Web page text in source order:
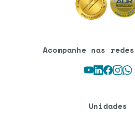
Acompanhe nas
Youtube
LinkedIn
Facebook
Unidades